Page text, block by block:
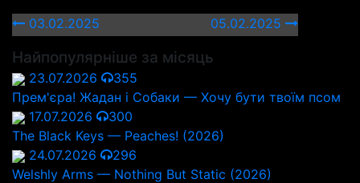
03.02.2025
05.02.2025
Найпопулярніше за місяць
23.07.2026
355
Прем'єра! Жадан і Собаки — Хочу бути твоїм псом
17.07.2026
300
The Black Keys — Peaches! (2026)
24.07.2026
296
Welshly Arms — Nothing But Static (2026)